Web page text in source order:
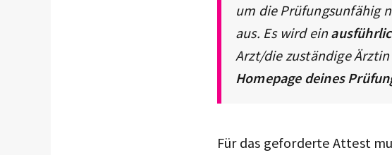
um die Prüfungsunfähig
aus. Es wird ein
Arzt/die zuständige
Homepage deines
Für das geforderte Attest